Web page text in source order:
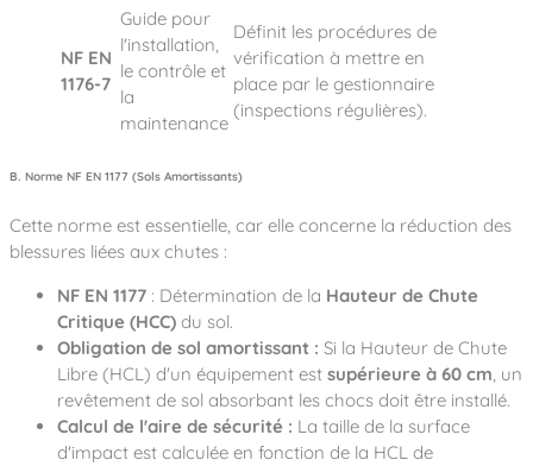
NF EN
1176-7
Guide pour
l'installation,
le contrôle et
la
maintenance
Définit les procédures de
vérification à mettre en
place par le gestionnaire
(inspections régulières).
B. Norme NF EN 1177 (Sols Amortissants)
Cette norme est essentielle, car elle concerne la réduction des
blessures liées aux chutes :
NF EN 1177 : Détermination de la Hauteur de Chute
Critique (HCC) du sol.
Obligation de sol amortissant : Si la Hauteur de Chute
Libre (HCL) d'un équipement est supérieure à 60 cm, un
revêtement de sol absorbant les chocs doit être installé.
Calcul de l'aire de sécurité : La taille de la surface
d'impact est calculée en fonction de la HCL de